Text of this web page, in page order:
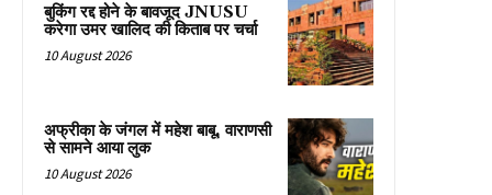
बुकिंग रद्द होने के बावजूद JNUSU
करेगा उमर खालिद की किताब पर चर्चा
10 August 2026
अफ्रीका के जंगल में महेश बाबू, वाराणसी
से सामने आया लुक
10 August 2026